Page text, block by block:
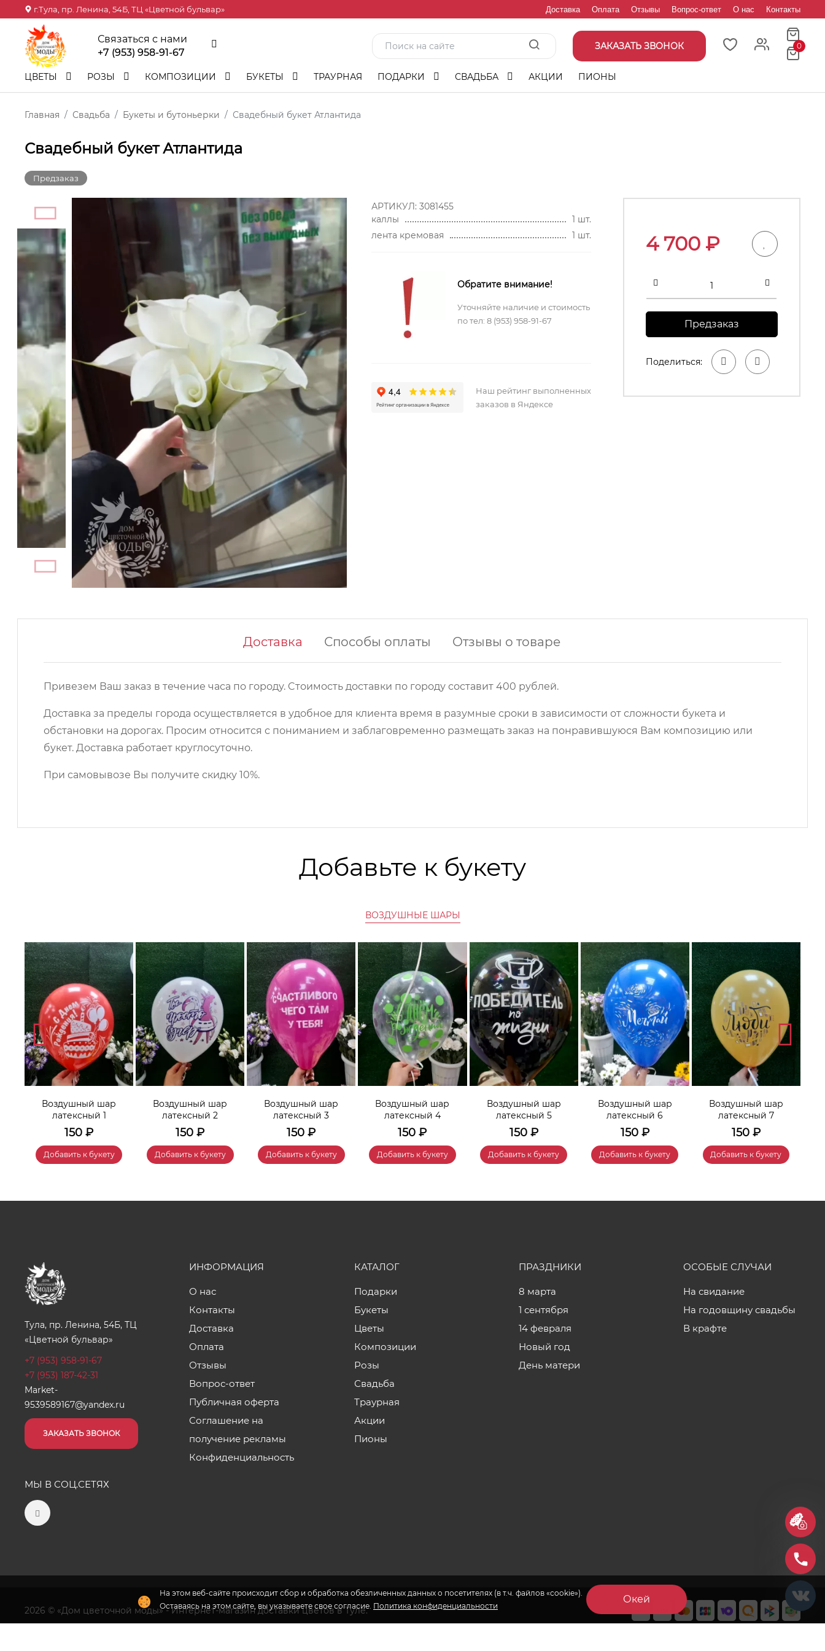
г.Тула, пр. Ленина, 54Б, ТЦ «Цветной бульвар» Доставка Оплата Отзывы Вопрос-ответ О нас Контакты
Связаться с нами
+7 (953) 958-91-67
ЗАКАЗАТЬ ЗВОНОК 0
ЦВЕТЫ РОЗЫ КОМПОЗИЦИИ БУКЕТЫ ТРАУРНАЯ ПОДАРКИ СВАДЬБА АКЦИИ ПИОНЫ
Главная Свадьба Букеты и бутоньерки Свадебный букет Атлантида
Свадебный букет Атлантида
Предзаказ
АРТИКУЛ: 3081455
каллы
1 шт.
лента кремовая
1 шт.
Обратите внимание!
Уточняйте наличие и стоимость
по тел: 8 (953) 958-91-67
Наш рейтинг выполненных
заказов в Яндексе
4 700₽
Предзаказ
Поделиться:
Доставка Способы оплаты Отзывы о товаре
Привезем Ваш заказ в течение часа по городу. Cтоимость доставки по городу составит 400 рублей.
Доставка за пределы города осуществляется в удобное для клиента время в разумные сроки в зависимости от сложности букета и
обстановки на дорогах. Просим относится с пониманием и заблаговременно размещать заказ на понравившуюся Вам композицию или
букет. Доставка работает круглосуточно.
При самовывозе Вы получите скидку 10%.
Добавьте к букету
ВОЗДУШНЫЕ ШАРЫ
Воздушный шар
латексный 1
150 ₽
Добавить к букету
Воздушный шар
латексный 2
150 ₽
Добавить к букету
Воздушный шар
латексный 3
150 ₽
Добавить к букету
Воздушный шар
латексный 4
150 ₽
Добавить к букету
Воздушный шар
латексный 5
150₽
Добавить к букету
Воздушный шар
латексный 6
150₽
Добавить к букету
Воздушный шар
латексный 7
150₽
Добавить к букету
На этом веб-сайте происходит сбор и обработка обезличенных данных о посетителях (в т.ч. файлов «cookie»).
Оставаясь на этом сайте, вы указываете свое согласие. Политика конфиденциальности
Окей
Тула, пр. Ленина, 54Б, ТЦ
«Цветной бульвар»
+7 (953) 958-91-67
+7 (953) 187-42-31
Market-
9539589167@yandex.ru
ЗАКАЗАТЬ ЗВОНОК
МЫ В СОЦ.СЕТЯХ
ИНФОРМАЦИЯ
О нас
Контакты
Доставка
Оплата
Отзывы
Вопрос-ответ
Публичная оферта
Соглашение на
получение рекламы
Конфиденциальность
КАТАЛОГ
Подарки
Букеты
Цветы
Композиции
Розы
Свадьба
Траурная
Акции
Пионы
ПРАЗДНИКИ
8 марта
1 сентября
14 февраля
Новый год
День матери
ОСОБЫЕ СЛУЧАИ
На свидание
На годовщину свадьбы
В крафте
2026 © «Дом цветочной моды» - Интернет-магазин доставки цветов в Туле.